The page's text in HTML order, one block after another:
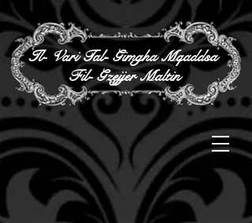
Il- Vari Tal- Gimgha Mqaddsa
Fil- Gzejjer Maltin